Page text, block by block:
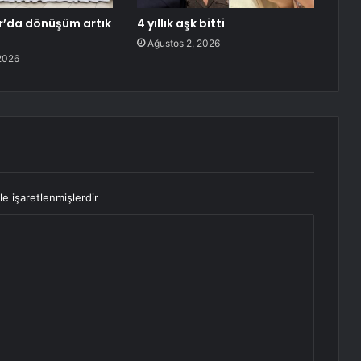
dönüşüm artık 4 yıllık aşk bitti
Ağustos 2, 2026
işaretlenmişlerdir